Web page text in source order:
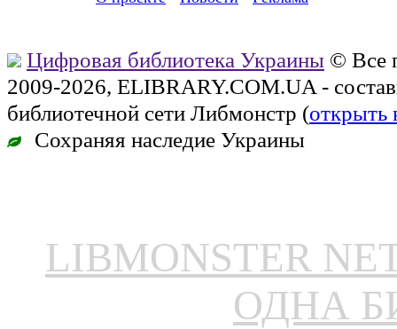
Цифровая библиотека Украины © Все
2009-2026, ELIBRARY.COM.UA -
библиотечной сети Либмонстр (открыть
Сохраняя наследие Украины
LIBMONSTER
ОДНА